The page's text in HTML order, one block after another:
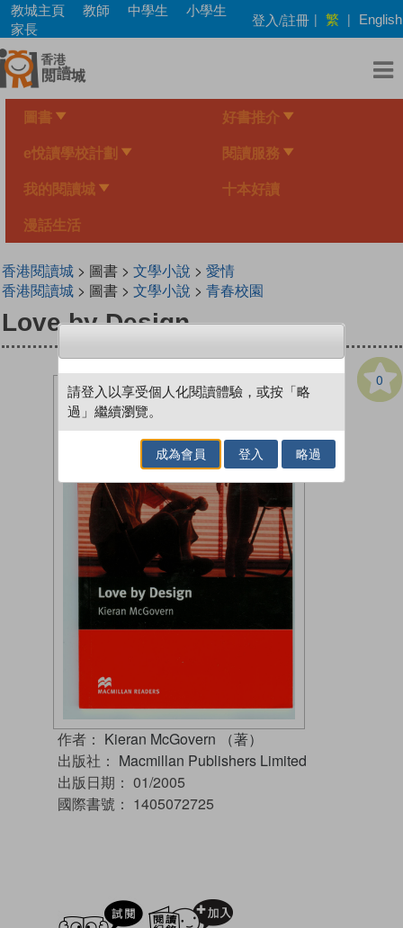
Skip
main
content
教城主頁 教師 中學生
小學生
家長
登入/註冊 | 繁 | English
圖書 好書推介
e悅讀學校計劃 閱讀服務
我的閱讀城 十本好讀
漫話生活
香港閱讀城> 圖書 > 文學小說 > 愛情
香港閱讀城> 圖書 > 文學小說 > 青春校園
Love by Design
0
作者： Kieran McGovern （著）
出版社： Macmillan Publishers Limited
出版日期： 01/2005
國際書號： 1405072725
試閲
請登入以享受個人化閱讀體驗，或按「略
過」繼續瀏覽。
成為會員 登入 略過